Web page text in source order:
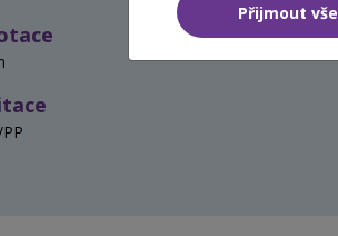
Přijmout vše